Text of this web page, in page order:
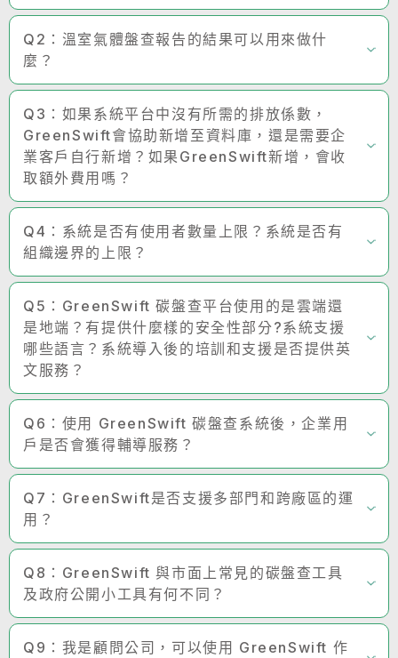
Q2：溫室氣體盤查報告的結果可以用來做什
麼？
Q3：如果系統平台中沒有所需的排放係數，
GreenSwift會協助新增至資料庫，還是需要企
業客戶自行新增？如果GreenSwift新增，會收
取額外費用嗎？
Q4：系統是否有使用者數量上限？系統是否有
組織邊界的上限？
Q5：GreenSwift 碳盤查平台使用的是雲端還
是地端？有提供什麼樣的安全性部分?系統支援
哪些語言？系統導入後的培訓和支援是否提供英
文服務？
Q6：使用 GreenSwift 碳盤查系統後，企業用
戶是否會獲得輔導服務？
Q7：GreenSwift是否支援多部門和跨廠區的運
用？
Q8：GreenSwift 與市面上常見的碳盤查工具
及政府公開小工具有何不同？
Q9：我是顧問公司，可以使用 GreenSwift 作